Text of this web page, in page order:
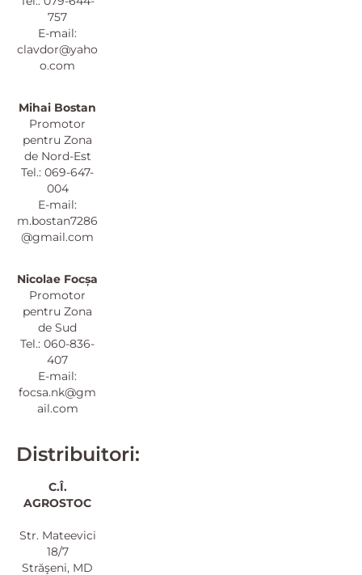
757
E-mail:
clavdor@yaho
o.com
Mihai Bostan
Promotor
pentru Zona
de Nord-Est
Tel.: 069-647-
004
E-mail:
m.bostan7286
@gmail.com
Nicolae Focșa
Promotor
pentru Zona
de Sud
Tel.: 060-836-
407
E-mail:
focsa.nk@gm
ail.com
Distribuitori:
C.Î.
AGROSTOC
Str. Mateevici
18/7
Străşeni, MD